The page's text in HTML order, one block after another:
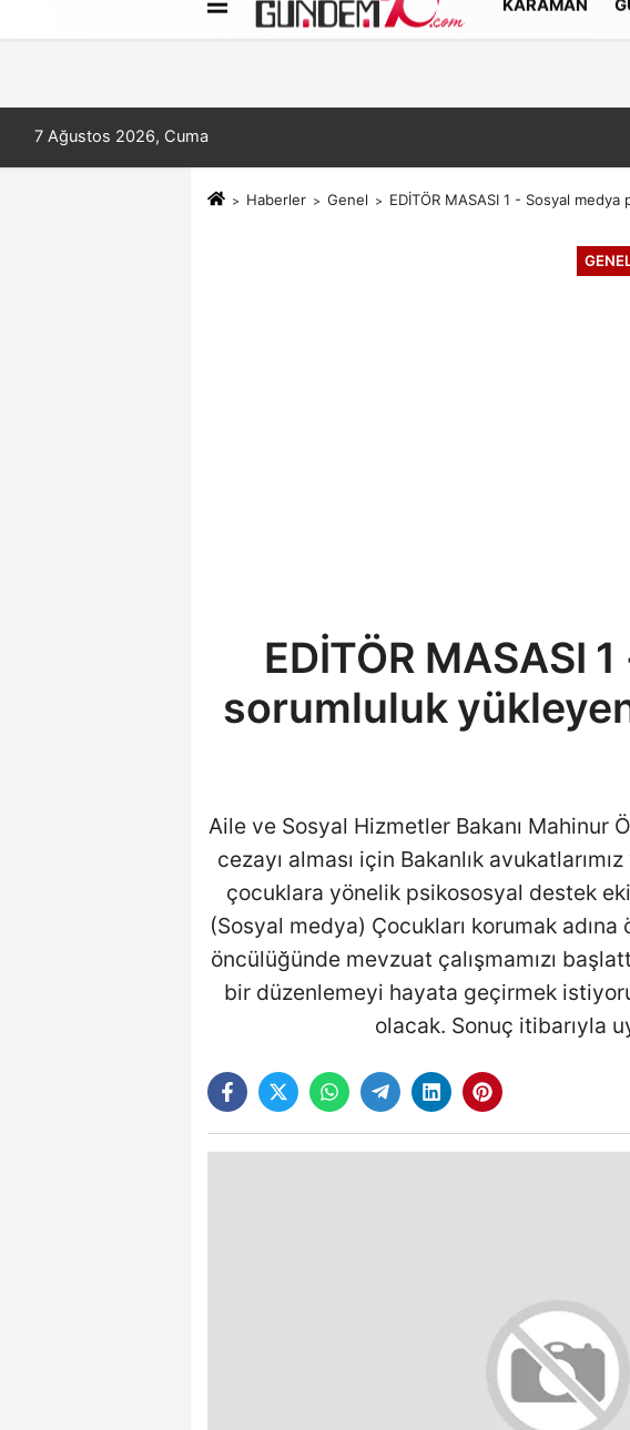
Künye İletişim Çerez Politikası
KARAMAN
7 Ağustos 2026, Cuma
Haberler Genel EDİTÖR MASASI 1 - Sosyal
EDİTÖR MASASI
sorumluluk
Aile ve Sosyal Hizmetler Bakanı Mahinur
cezayı alması için Bakanlık
çocuklara yönelik psikososyal destek
(Sosyal medya) Çocukları korumak
öncülüğünde mevzuat çalışmamızı
bir düzenlemeyi hayata geçirmek
olacak. Sonuç itibarıyla